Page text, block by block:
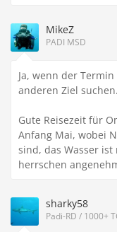
MikeZ
PADI MSD
Ja, wenn der
anderen Ziel suchen.
Gute Reisezeit für
Anfang Mai, wobei
sind, das Wasser
herrschen
sharky58
Padi-RD / 1000+